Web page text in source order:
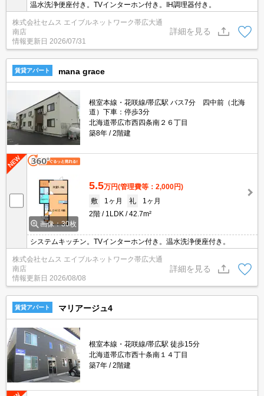
温水洗浄便座付き。TVインターホン付き。IH調理器付き。
株式会社セムス エイブルネットワーク帯広大通
南店
情報更新日 2026/07/31
詳細を見る
賃貸アパート mana grace
根室本線・花咲線/帯広駅 バス7分 四中前（北海
道）下車：停歩3分
北海道帯広市西四条南２６丁目
築8年
2階建
画像：30枚
5.5万円(管理費等：2,000円)
敷
1ヶ月 礼
1ヶ月
2階
1LDK 42.7m²
システムキッチン。TVインターホン付き。温水洗浄便座付き。
株式会社セムス エイブルネットワーク帯広大通
南店
情報更新日 2026/08/08
詳細を見る
賃貸アパート マリアージュ4
根室本線・花咲線/帯広駅 徒歩15分
北海道帯広市西十条南１４丁目
築7年
2階建